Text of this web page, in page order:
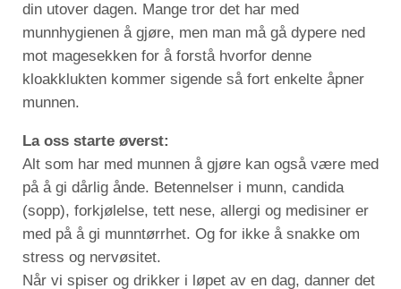
din utover dagen. Mange tror det har med
munnhygienen å gjøre, men man må gå dypere ned
mot magesekken for å forstå hvorfor denne
kloakklukten kommer sigende så fort enkelte åpner
munnen.
La oss starte øverst:
Alt som har med munnen å gjøre kan også være med
på å gi dårlig ånde. Betennelser i munn, candida
(sopp), forkjølelse, tett nese, allergi og medisiner er
med på å gi munntørrhet. Og for ikke å snakke om
stress og nervøsitet.
Når vi spiser og drikker i løpet av en dag, danner det